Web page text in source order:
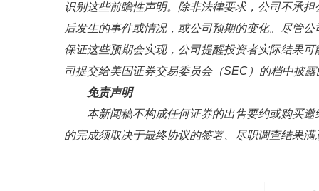
识别这些前瞻性声明。除非法律要求，公司不承
后发生的事件或情况，或公司预期的变化。尽管
保证这些预期会实现，公司提醒投资者实际结果
司提交给美国证券交易委员会（SEC）的档中披
免责声明
本新闻稿不构成任何证券的出售要约或购买
的完成须取决于最终协议的签署、尽职调查结果